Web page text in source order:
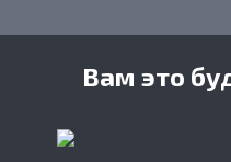
Вам это